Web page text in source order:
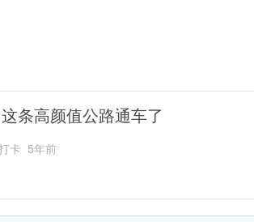
条高颜值公路通车了
卡 5年前